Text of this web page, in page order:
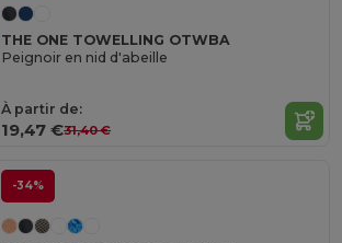
THE ONE TOWELLING OTWBA
Peignoir en nid d'abeille
À partir de:
19,47 €31,40 €
-34%